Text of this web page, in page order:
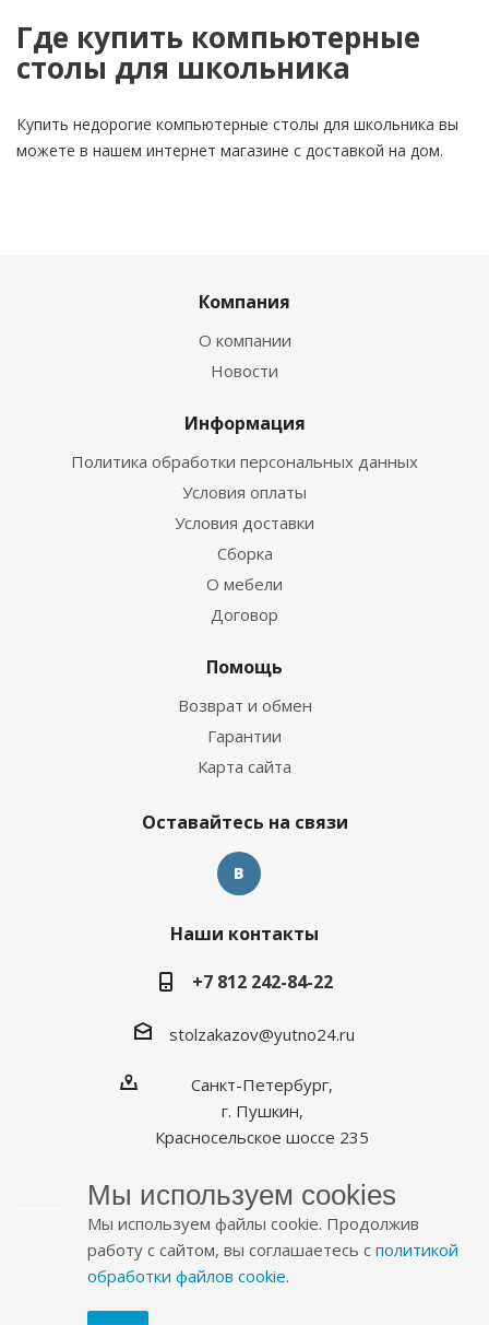
Где купить компьютерные
столы для школьника
Купить недорогие компьютерные столы для школьника вы
можете в нашем интернет магазине с доставкой на дом.
Компания
О компании
Новости
Информация
Политика обработки персональных данных
Условия оплаты
Условия доставки
Сборка
О мебели
Договор
Помощь
Возврат и обмен
Гарантии
Карта сайта
Оставайтесь на связи
Наши контакты
+7 812 242-84-22
stolzakazov@yutno24.ru
Санкт-Петербург,
г. Пушкин,
Красносельское шоссе 235
Мы используем cookies
Мы используем файлы cookie. Продолжив
работу с сайтом, вы соглашаетесь с политикой
обработки файлов cookie.